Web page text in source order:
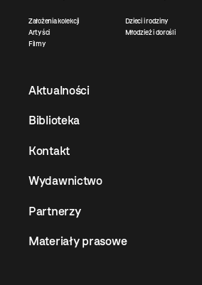
Założenia kolekcji
Artyści
Filmy
Dzieci i rodziny
Młodzież i dorośli
Aktualności
Biblioteka
Kontakt
Wydawnictwo
Partnerzy
Materiały prasowe